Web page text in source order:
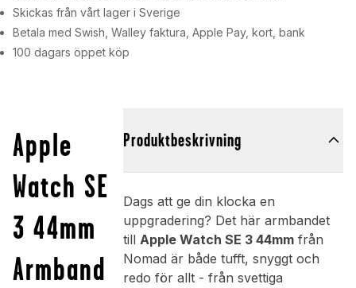
Skickas från vårt lager i Sverige
Betala med Swish, Walley faktura, Apple Pay, kort, bank
100 dagars öppet köp
Apple
Watch SE
3 44mm
Armband
Produktbeskrivning
Dags att ge din klocka en
uppgradering? Det här armbandet
till Apple Watch SE 3 44mmfrån
Nomad är både tufft, snyggt och
redo för allt - från svettiga